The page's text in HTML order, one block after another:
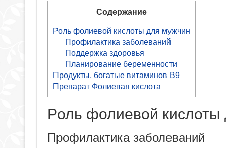
Содержание
Роль фолиевой кислоты для мужчин
Профилактика заболеваний
Поддержка здоровья
Планирование беременности
Продукты, богатые витаминов В9
Препарат Фолиевая кислота
Роль фолиевой
Профилактика заболеваний